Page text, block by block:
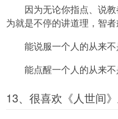
因为无论你指点、说
为就是不停的讲道理，智者
能说服一个人的从来不
能点醒一个人的从来不
13、很喜欢《人世间